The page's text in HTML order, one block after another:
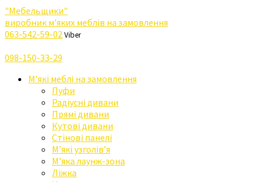
"Мебельщики"
виробник м'яких меблів на замовлення
063-542-59-02Viber
098-150-33-29
М’які меблі на замовлення
Пуфи
Радіусні дивани
Прямі дивани
Кутові дивани
Стінові панелі
М’які узголів’я
М’яка лаунж-зона
Ліжка